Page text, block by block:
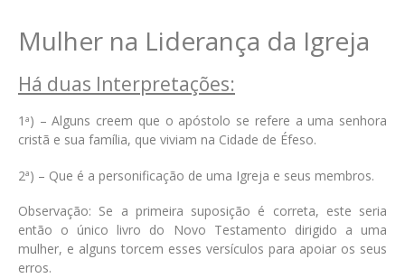
Mulher na Liderança da Igreja
Há duas Interpretações:
1 a) – Alguns creem que o apóstolo se refere a uma senhora
cristã e sua família, que viviam na Cidade de Éfeso.
2a) – Que é a personificação de uma Igreja e seus membros.
Observação: Se a primeira suposição é correta, este seria
então o único livro do Novo Testamento dirigido a uma
mulher, e alguns torcem esses versículos para apoiar os seus
erros.